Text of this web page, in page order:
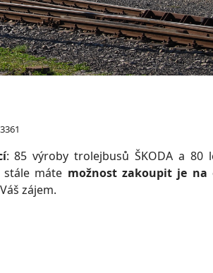
: 85 výroby trolejbusů ŠKODA a 80
máte možnost zakoupit je na
zájem.